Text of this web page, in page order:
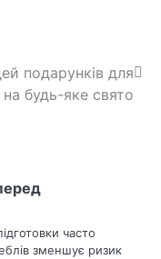
подарунків для
будь-яке свято
часто
зменшує ризик